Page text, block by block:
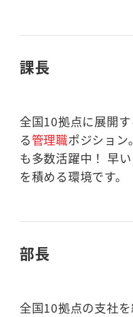
課長
全国10拠点に展開
る管理職ポジショ
も多数活躍中！ 早
を積める環境です。
部長
全国10拠点の支社